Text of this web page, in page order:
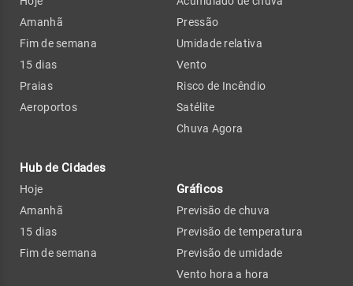
Amanhã
Fim de semana
15 dias
Praias
Aeroportos
Hub de Cidades
Hoje
Amanhã
15 dias
Fim de semana
Pressão
Umidade relativa
Vento
Risco de Incêndio
Satélite
Chuva Agora
Gráficos
Previsão de chuva
Previsão de temperatura
Previsão de umidade
Vento hora a hora